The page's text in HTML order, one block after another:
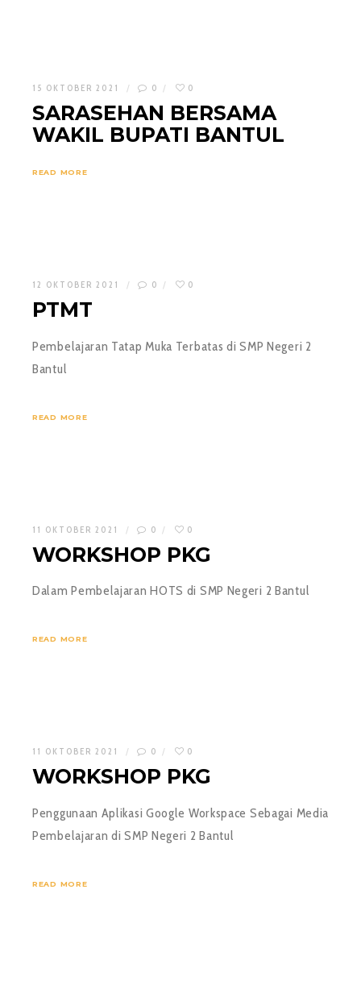
15 OKTOBER 2021 0 0
SARASEHAN BERSAMA
WAKIL BUPATI BANTUL
READ MORE
12 OKTOBER 2021 0 0
PTMT
Pembelajaran Tatap Muka Terbatas di SMP Negeri 2
Bantul
READ MORE
11 OKTOBER 2021 0 0
WORKSHOP PKG
Dalam Pembelajaran HOTS di SMP Negeri 2 Bantul
READ MORE
11 OKTOBER 2021 0 0
WORKSHOP PKG
Penggunaan Aplikasi Google Workspace Sebagai Media
Pembelajaran di SMP Negeri 2 Bantul
READ MORE